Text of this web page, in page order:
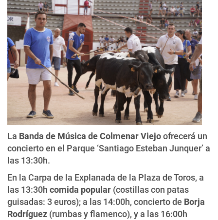
La Banda de Música de Colmenar Viejoofrecerá un
concierto en el Parque ‘Santiago Esteban Junquer’ a
las 13:30h.
En la Carpa de la Explanada de la Plaza de Toros, a
las 13:30h comida popular (costillas con patas
guisadas: 3 euros); a las 14:00h, concierto de Borja
Rodríguez (rumbas y flamenco), y a las 16:00h